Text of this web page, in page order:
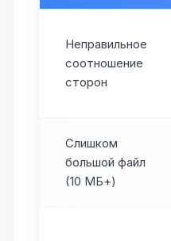
Неправильное
соотношение
сторон
Слишком
большой файл
(10 МБ+)